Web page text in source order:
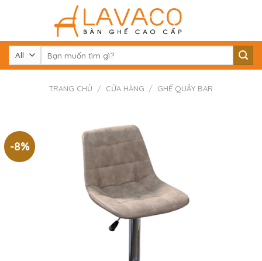
kiếm:
TRANG CHỦ / CỬA HÀNG / GHẾ QUẦY BAR
-8%